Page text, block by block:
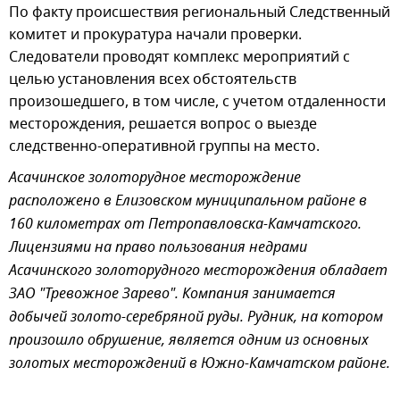
По факту происшествия региональный Следственный
комитет и прокуратура начали проверки.
Следователи проводят комплекс мероприятий с
целью установления всех обстоятельств
произошедшего, в том числе, с учетом отдаленности
месторождения, решается вопрос о выезде
следственно-оперативной группы на место.
Асачинское золоторудное месторождение
расположено в Елизовском муниципальном районе в
160 километрах от Петропавловска-Камчатского.
Лицензиями на право пользования недрами
Асачинского золоторудного месторождения обладает
ЗАО "Тревожное Зарево". Компания занимается
добычей золото-серебряной руды. Рудник, на котором
произошло обрушение, является одним из основных
золотых месторождений в Южно-Камчатском районе.